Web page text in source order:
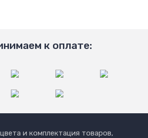
к оплате:
и комплектация товаров,